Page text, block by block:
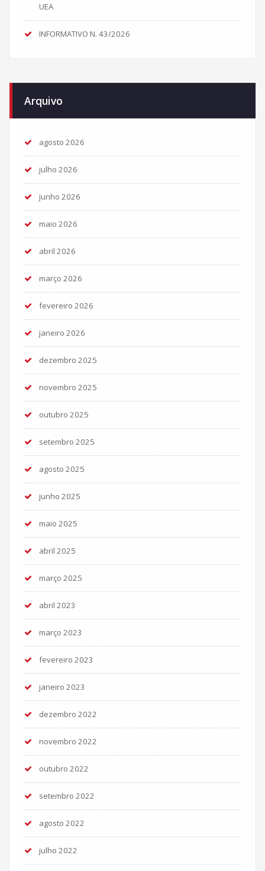
UEA
INFORMATIVO N. 43/2026
Arquivo
agosto 2026
julho 2026
junho 2026
maio 2026
abril 2026
março 2026
fevereiro 2026
janeiro 2026
dezembro 2025
novembro 2025
outubro 2025
setembro 2025
agosto 2025
junho 2025
maio 2025
abril 2025
março 2025
abril 2023
março 2023
fevereiro 2023
janeiro 2023
dezembro 2022
novembro 2022
outubro 2022
setembro 2022
agosto 2022
julho 2022